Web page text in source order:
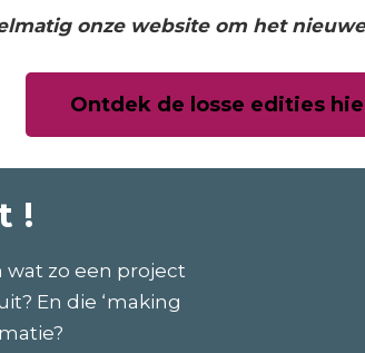
onze website om het
Ontdek de losse edities
!
zo een project
En die ‘making